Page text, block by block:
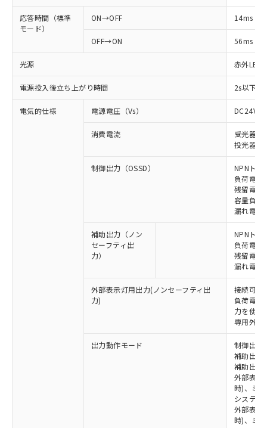
応答時間（標準
モード）
ON→OFF 14ms
OFF→ON 56ms
光源 赤外LED
電源投入後立ち上がり時間 2s以下(
電気的仕様 電源電圧（Vs）
消費電流
受光器:
投光器:
制御出力（OSSD）
NPNトラ
負荷電流
残留電圧
容量負荷
漏れ電流
補助出力（ノン
セーフティ出
力）
NPNトラ
負荷電流
残留電圧
漏れ電流
外部表示灯用出力(ノンセーフティ出
力)
接続可能
負荷電流
力を使用
専用外部
出力動作モード
制御出力
補助出力
補助出力
外部表示
時)、ミ
システム
外部表示
時)、ミ